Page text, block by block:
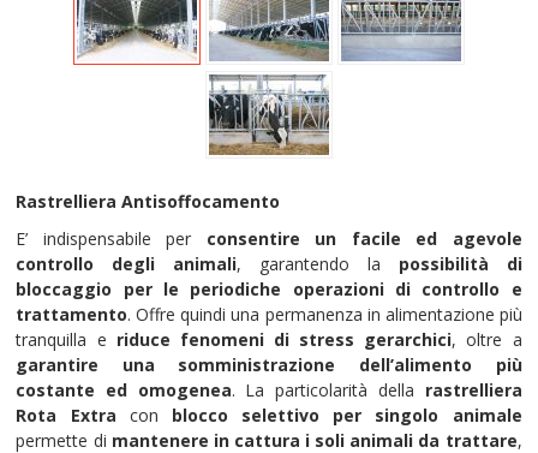
Rastrelliera Antisoffocamento
E’ indispensabile per consentire un facile ed agevole
controllo degli animali, garantendo la possibilità di
bloccaggio per le periodiche operazioni di controllo e
trattamento. Offre quindi una permanenza in alimentazione più
tranquilla e riduce fenomeni di stress gerarchici, oltre a
garantire una somministrazione dell’alimento più
costante ed omogenea. La particolarità della rastrelliera
Rota Extra con blocco selettivo per singolo animale
permette di mantenere in cattura i soli animali da trattare,